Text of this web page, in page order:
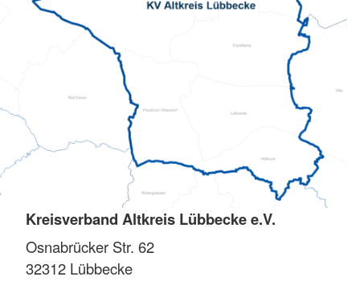
Kreisverband Altkreis Lübbecke e.V.
Osnabrücker Str. 62
32312 Lübbecke